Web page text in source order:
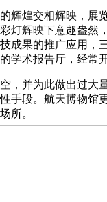
煌交相辉映，展
灯辉映下意趣盎然
成果的推广应用，
学术报告厅，经常
并为此做出过大
手段。航天博物馆
所。